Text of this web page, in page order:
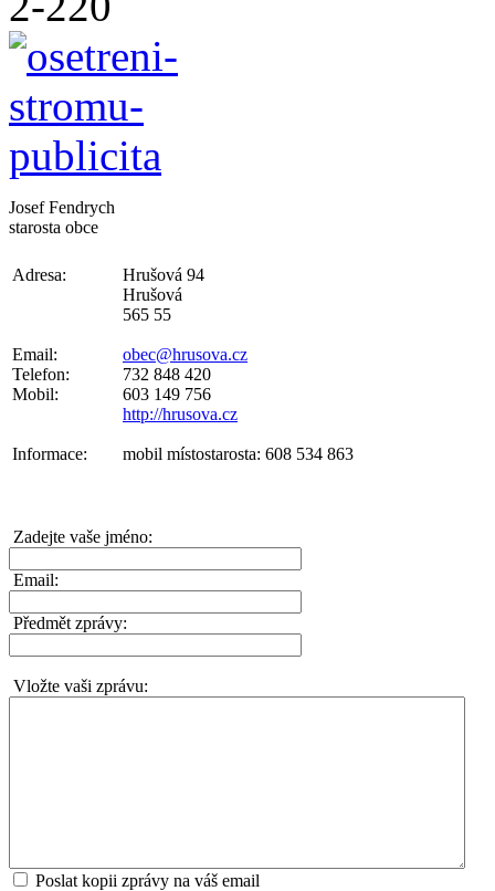
Josef Fendrych
starosta obce
Adresa:
Hrušová 94
Hrušová
565 55
Email:
obec@hrusova.cz
Telefon:
732 848 420
Mobil:
603 149 756
http://hrusova.cz
Informace: mobil místostarosta: 608 534 863
Zadejte vaše jméno:
Email:
Předmět zprávy:
Vložte vaši zprávu:
Poslat kopii zprávy na váš email